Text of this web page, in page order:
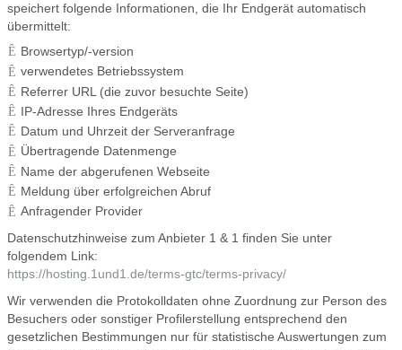
speichert folgende Informationen, die Ihr Endgerät automatisch
übermittelt:
Browsertyp/-version
verwendetes Betriebssystem
Referrer URL (die zuvor besuchte Seite)
IP-Adresse Ihres Endgeräts
Datum und Uhrzeit der Serveranfrage
Übertragende Datenmenge
Name der abgerufenen Webseite
Meldung über erfolgreichen Abruf
Anfragender Provider
Datenschutzhinweise zum Anbieter 1 & 1 finden Sie unter
folgendem Link:
https://hosting.1und1.de/terms-gtc/terms-privacy/
Wir verwenden die Protokolldaten ohne Zuordnung zur Person des
Besuchers oder sonstiger Profilerstellung entsprechend den
gesetzlichen Bestimmungen nur für statistische Auswertungen zum